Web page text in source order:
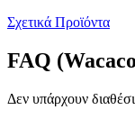
Σχετικά Προϊόντα
FAQ
Δεν υπάρχουν